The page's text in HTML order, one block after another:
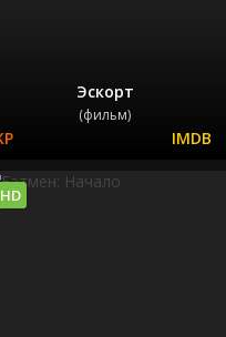
Эскорт
(фильм)
HD